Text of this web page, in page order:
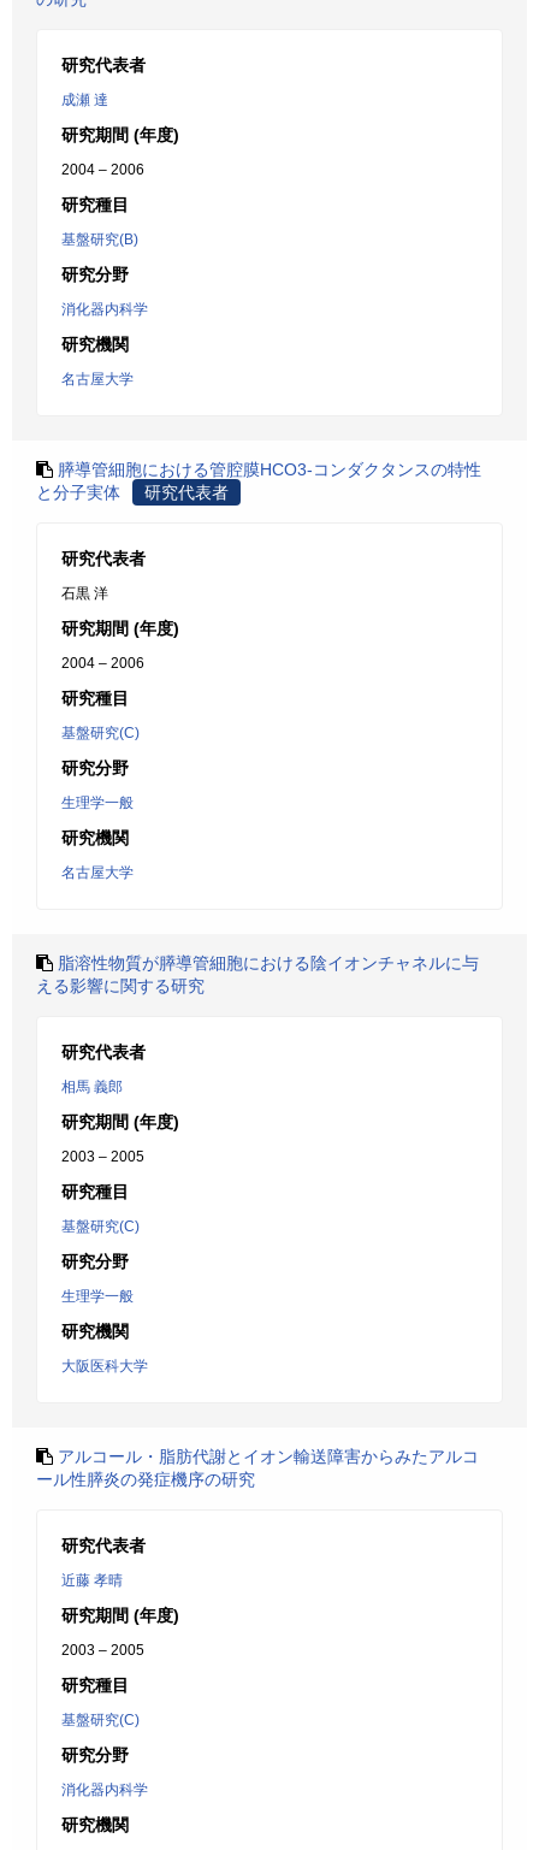
研究代表者
成瀬 達
研究期間 (年度)
2004 – 2006
研究種目
基盤研究(B)
研究分野
消化器内科学
研究機関
名古屋大学
膵導管細胞における管腔膜HCO3-コンダクタンスの特性
と分子実体
研究代表者
研究代表者
石黒 洋
研究期間 (年度)
2004 – 2006
研究種目
基盤研究(C)
研究分野
生理学一般
研究機関
名古屋大学
脂溶性物質が膵導管細胞における陰イオンチャネルに与
える影響に関する研究
研究代表者
相馬 義郎
研究期間 (年度)
2003 – 2005
研究種目
基盤研究(C)
研究分野
生理学一般
研究機関
大阪医科大学
アルコール・脂肪代謝とイオン輸送障害からみたアルコ
ール性膵炎の発症機序の研究
研究代表者
近藤 孝晴
研究期間 (年度)
2003 – 2005
研究種目
基盤研究(C)
研究分野
消化器内科学
研究機関